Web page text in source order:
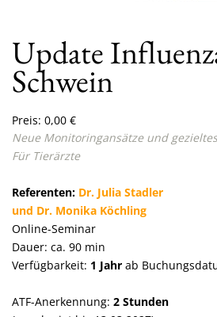
Update
Schwein
Preis: 0,00 €
Neue Monitoringansätze und
Für Tierärzte
Referenten: Dr. Julia Stadler
und Dr. Monika Köchling
Online-Seminar
Dauer: ca. 90 min
Verfügbarkeit: 1 Jahr ab
ATF-Anerkennung: 2 Stunden